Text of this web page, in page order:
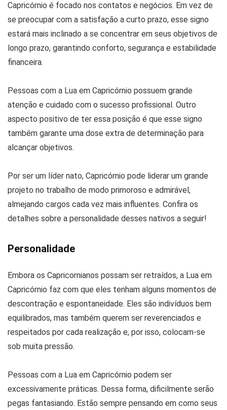
Capricórnio é focado nos contatos e negócios. Em vez de
se preocupar com a satisfação a curto prazo, esse signo
estará mais inclinado a se concentrar em seus objetivos de
longo prazo, garantindo conforto, segurança e estabilidade
financeira.
Pessoas com a Lua em Capricórnio possuem grande
atenção e cuidado com o sucesso profissional. Outro
aspecto positivo de ter essa posição é que esse signo
também garante uma dose extra de determinação para
alcançar objetivos.
Por ser um líder nato, Capricórnio pode liderar um grande
projeto no trabalho de modo primoroso e admirável,
almejando cargos cada vez mais influentes. Confira os
detalhes sobre a personalidade desses nativos a seguir!
Personalidade
Embora os Capricornianos possam ser retraídos, a Lua em
Capricórnio faz com que eles tenham alguns momentos de
descontração e espontaneidade. Eles são indivíduos bem
equilibrados, mas também querem ser reverenciados e
respeitados por cada realização e, por isso, colocam-se
sob muita pressão.
Pessoas com a Lua em Capricórnio podem ser
excessivamente práticas. Dessa forma, dificilmente serão
pegas fantasiando. Estão sempre pensando em como seus